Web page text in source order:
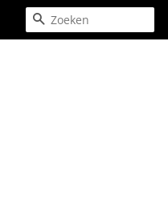
Zoeken